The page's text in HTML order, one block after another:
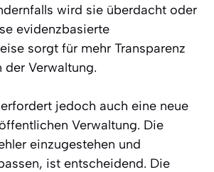
wird sie überdacht oder
evidenzbasierte
sorgt für mehr Transparenz
der Verwaltung.
jedoch auch eine neue
Verwaltung. Die
einzugestehen und
ist entscheidend. Die